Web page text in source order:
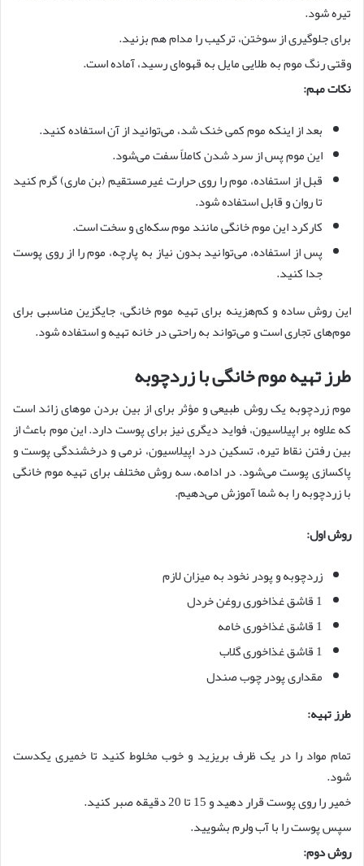
تیره شود.
برای جلوگیری از سوختن، ترکیب را مدام هم بزنید.
وقتی رنگ موم به طلایی مایل به قهوه‌ای رسید، آماده است.
نکات مهم:
بعد از اینکه موم کمی خنک شد، می‌توانید از آن استفاده کنید.
این موم پس از سرد شدن کاملاً سفت می‌شود.
قبل از استفاده، موم را روی حرارت غیرمستقیم (بن ماری) گرم کنید
تا روان و قابل استفاده شود.
کارکرد این موم خانگی مانند موم سکه‌ای و سخت است.
پس از استفاده، می‌توانید بدون نیاز به پارچه، موم را از روی پوست
جدا کنید.
این روش ساده و کم‌هزینه برای تهیه موم خانگی، جایگزین مناسبی برای
موم‌های تجاری است و می‌تواند به راحتی در خانه تهیه و استفاده شود.
طرز تهیه موم خانگی با زردچوبه
موم زردچوبه یک روش طبیعی و مؤثر برای از بین بردن موهای زائد است
که علاوه بر اپیلاسیون، فواید دیگری نیز برای پوست دارد. این موم باعث از
بین رفتن نقاط تیره، تسکین درد اپیلاسیون، نرمی و درخشندگی پوست و
پاکسازی پوست می‌شود. در ادامه، سه روش مختلف برای تهیه موم خانگی
با زردچوبه را به شما آموزش می‌دهیم.
روش اول:
زردچوبه و پودر نخود به میزان لازم
1 قاشق غذاخوری روغن خردل
1 قاشق غذاخوری خامه
1 قاشق غذاخوری گلاب
مقداری پودر چوب صندل
طرز تهیه:
تمام مواد را در یک ظرف بریزید و خوب مخلوط کنید تا خمیری یکدست
شود.
خمیر را روی پوست قرار دهید و 15 تا 20 دقیقه صبر کنید.
سپس پوست را با آب ولرم بشویید.
روش دوم: